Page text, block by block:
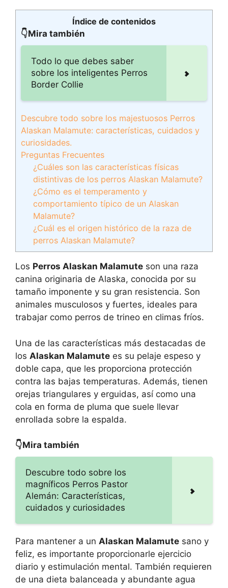
Índice de contenidos
👇Mira también
Todo lo que debes saber
sobre los inteligentes Perros
Border Collie
Descubre todo sobre los majestuosos Perros
Alaskan Malamute: características, cuidados y
curiosidades.
Preguntas Frecuentes
¿Cuáles son las características físicas
distintivas de los perros Alaskan Malamute?
¿Cómo es el temperamento y
comportamiento típico de un Alaskan
Malamute?
¿Cuál es el origen histórico de la raza de
perros Alaskan Malamute?
Los Perros Alaskan Malamute son una raza
canina originaria de Alaska, conocida por su
tamaño imponente y su gran resistencia. Son
animales musculosos y fuertes, ideales para
trabajar como perros de trineo en climas fríos.
Una de las características más destacadas de
los Alaskan Malamute es su pelaje espeso y
doble capa, que les proporciona protección
contra las bajas temperaturas. Además, tienen
orejas triangulares y erguidas, así como una
cola en forma de pluma que suele llevar
enrollada sobre la espalda.
👇Mira también
Descubre todo sobre los
magníficos Perros Pastor
Alemán: Características,
cuidados y curiosidades
Para mantener a un Alaskan Malamute sano y
feliz, es importante proporcionarle ejercicio
diario y estimulación mental. También requieren
de una dieta balanceada y abundante agua